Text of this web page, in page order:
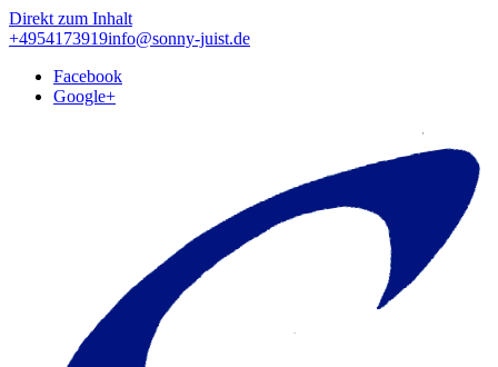
Direkt zum Inhalt
+4954173919info@sonny-juist.de
Facebook
Google+